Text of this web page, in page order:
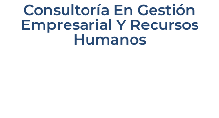
Consultoría En Gestión
Empresarial Y Recursos
Humanos